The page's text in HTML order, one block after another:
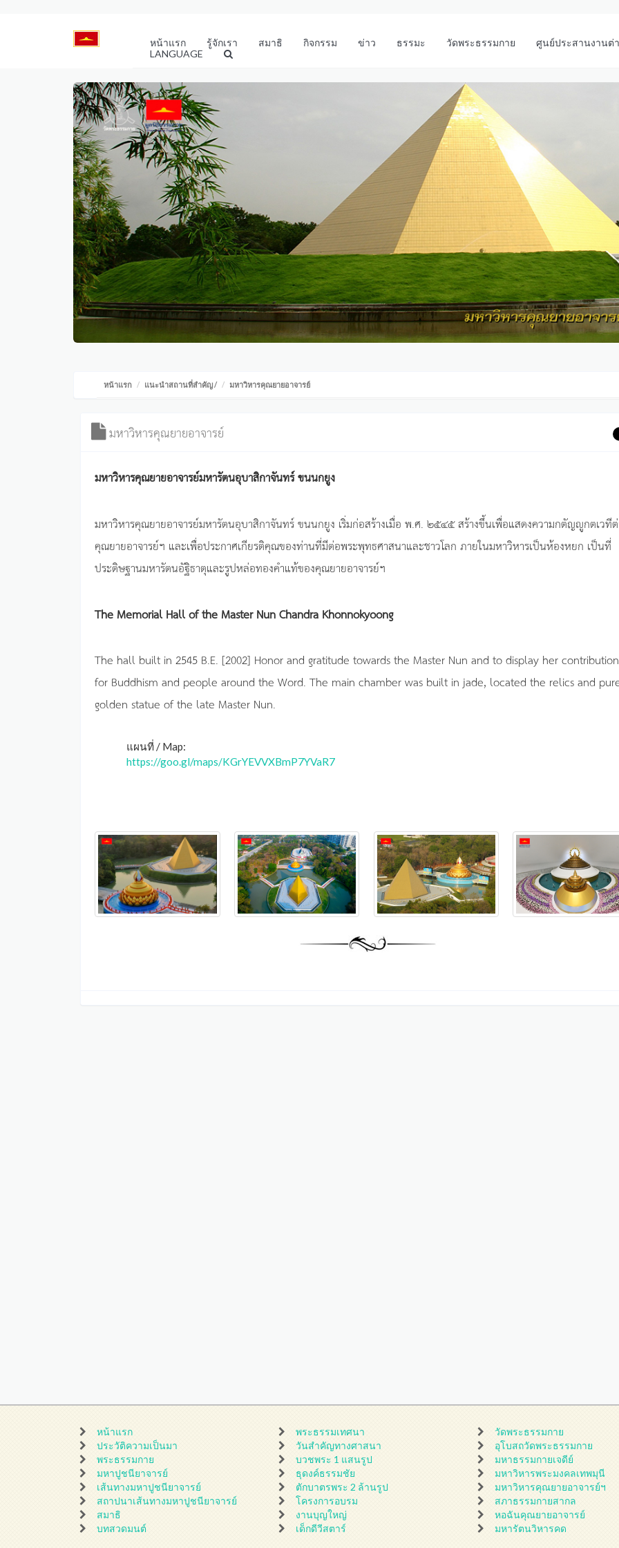
หน้าแรก รู้จักเรา สมาธิ กิจกรรม ข่าว ธรรมะ วัดพระธรรมกาย
ศูนย์ประสานงานต่
LANGUAGE
หน้าแรก แนะนำสถานที่สำคัญ/ มหาวิหารคุณยายอาจารย์
มหาวิหารคุณยายอาจารย์
มหาวิหารคุณยายอาจารย์มหารัตนอุบาสิกาจันทร์ ขนนกยูง
มหาวิหารคุณยายอาจารย์มหารัตนอุบาสิกาจันทร์ ขนนกยูง เริ่มก่อสร้างเมื่อ พ.ศ. ๒๕๔๕ สร้างขึ้นเพื่อแสดงความกตัญญูกตเวที
คุณยายอาจารย์ฯ และเพื่อประกาศเกียรติคุณของท่านที่มีต่อพระพุทธศาสนาและชาวโลก ภายในมหาวิหารเป็นห้องหยก เป็นที่
ประดิษฐานมหารัตนอัฐิธาตุและรูปหล่อทองคำแท้ของคุณยายอาจารย์ฯ
The Memorial Hall of the Master Nun Chandra Khonnokyoong
The hall built in 2545 B.E. [2002] Honor and gratitude towards the Master Nun and to display her
for Buddhism and people around the Word. The main chamber was built in jade, located the relics and
golden statue of the late Master Nun.
แผนที่ / Map:
https://goo.gl/maps/KGrYEVVXBmP7YVaR7
หน้าแรก
ประวัติความเป็นมา
พระธรรมกาย
มหาปูชนียาจารย์
เส้นทางมหาปูชนียาจารย์
สถาปนาเส้นทางมหาปูชนียาจารย์
สมาธิ
บทสวดมนต์
พระธรรมเทศนา
วันสำคัญทางศาสนา
บวชพระ 1 แสนรูป
ธุดงค์ธรรมชัย
ตักบาตรพระ 2 ล้านรูป
โครงการอบรม
งานบุญใหญ่
เด็กดีวีสตาร์
วัดพระธรรมกาย
อุโบสถวัดพระธรรมกาย
มหาธรรมกายเจดีย์
มหาวิหารพระมงคลเทพมุนี
มหาวิหารคุณยายอาจารย์ฯ
สภาธรรมกายสากล
หอฉันคุณยายอาจารย์
มหารัตนวิหารคด